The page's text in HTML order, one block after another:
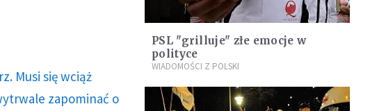
Musi się wciąż
zapominać o
PSL "grilluje" złe emocje w
polityce
WIADOMOŚCI Z POLSKI